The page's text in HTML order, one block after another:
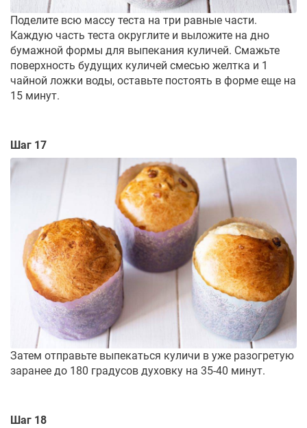
Поделите всю массу теста на три равные части.
Каждую часть теста округлите и выложите на дно
бумажной формы для выпекания куличей. Смажьте
поверхность будущих куличей смесью желтка и 1
чайной ложки воды, оставьте постоять в форме еще на
15 минут.
Шаг 17
Затем отправьте выпекаться куличи в уже разогретую
заранее до 180 градусов духовку на 35-40 минут.
Шаг 18